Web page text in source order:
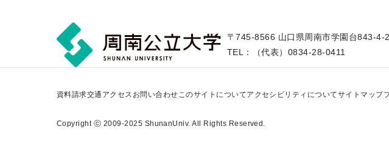
〒745-8566 山口県周南市学園台843-4-2
TEL：（代表）0834-28-0411
資料請求交通アクセス お問い合わせこのサイトについてアクセシビリティについてサイトマップ
Copyright ⓒ 2009-2025 ShunanUniv. All Rights Reserved.